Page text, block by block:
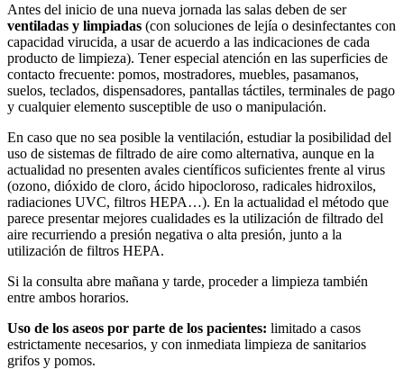
Antes del inicio de una nueva jornada las salas deben de ser
ventiladas y limpiadas (con soluciones de lejía o desinfectantes con
capacidad virucida, a usar de acuerdo a las indicaciones de cada
producto de limpieza). Tener especial atención en las superficies de
contacto frecuente: pomos, mostradores, muebles, pasamanos,
suelos, teclados, dispensadores, pantallas táctiles, terminales de pago
y cualquier elemento susceptible de uso o manipulación.
En caso que no sea posible la ventilación, estudiar la posibilidad del
uso de sistemas de filtrado de aire como alternativa, aunque en la
actualidad no presenten avales científicos suficientes frente al virus
(ozono, dióxido de cloro, ácido hipocloroso, radicales hidroxilos,
radiaciones UVC, filtros HEPA…). En la actualidad el método que
parece presentar mejores cualidades es la utilización de filtrado del
aire recurriendo a presión negativa o alta presión, junto a la
utilización de filtros HEPA.
Si la consulta abre mañana y tarde, proceder a limpieza también
entre ambos horarios.
Uso de los aseos por parte de los pacientes: limitado a casos
estrictamente necesarios, y con inmediata limpieza de sanitarios
grifos y pomos.